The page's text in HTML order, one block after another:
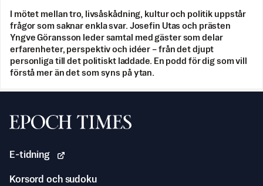
I mötet mellan tro, livsåskådning, kultur och politik uppstår
frågor som saknar enkla svar. Josefin Utas och prästen
Yngve Göransson leder samtal med gäster som delar
erfarenheter, perspektiv och idéer – från det djupt
personliga till det politiskt laddade. En podd för dig som vill
förstå mer än det som syns på ytan.
Svenska Epoch Times
E-tidning
Korsord och sudoku